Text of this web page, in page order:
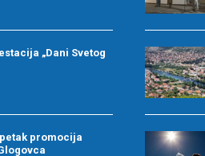
„Dani Svetog
promocija